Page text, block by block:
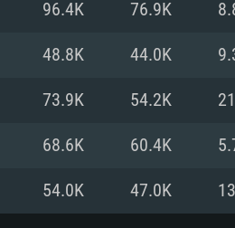
로드밴드 인터넷
간: 62.2 GB (전체 클
능을 가지며 최신 그
RX 570 (6개월 미
96.4K 76.9K
48.8K 44.0K
73.9K 54.2K
68.6K 60.4K
54.0K 47.0K